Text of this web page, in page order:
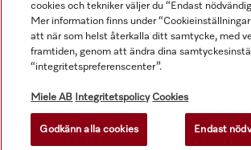
Alla produktpriser är exklusive
© Miele & Cie. KG.
cookies och tekniker väljer du “Endast
Mer information finns under
att när som helst återkalla ditt samtycke, med
framtiden, genom att ändra dina
“integritetspreferenscenter”.
Miele AB Integritetspolicy Cookies
Godkänn alla cookies Endast